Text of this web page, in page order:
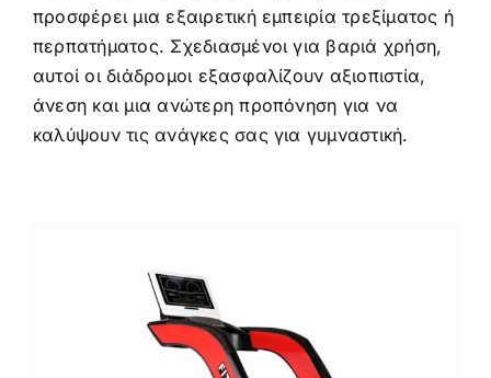
προσφέρει μια εξαιρετική εμπειρία τρεξίματος ή
περπατήματος. Σχεδιασμένοι για βαριά χρήση,
αυτοί οι διάδρομοι εξασφαλίζουν αξιοπιστία,
άνεση και μια ανώτερη προπόνηση για να
καλύψουν τις ανάγκες σας για γυμναστική.